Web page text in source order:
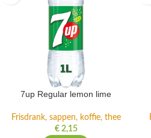
7up Regular lemon lime
Frisdrank, sappen, koffie, thee
€2,15